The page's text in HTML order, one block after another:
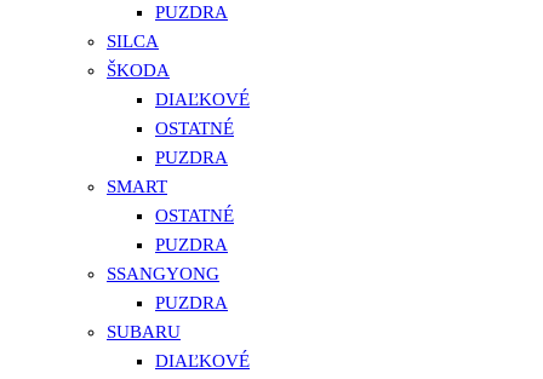
PUZDRA
SILCA
ŠKODA
DIAĽKOVÉ
OSTATNÉ
PUZDRA
SMART
OSTATNÉ
PUZDRA
SSANGYONG
PUZDRA
SUBARU
DIAĽKOVÉ